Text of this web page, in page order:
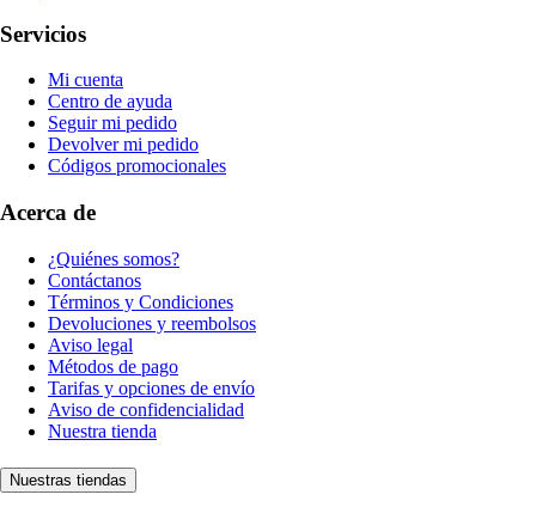
Servicios
Mi cuenta
Centro de ayuda
Seguir mi pedido
Devolver mi pedido
Códigos promocionales
Acerca de
¿Quiénes somos?
Contáctanos
Términos y Condiciones
Devoluciones y reembolsos
Aviso legal
Métodos de pago
Tarifas y opciones de envío
Aviso de confidencialidad
Nuestra tienda
Nuestras tiendas